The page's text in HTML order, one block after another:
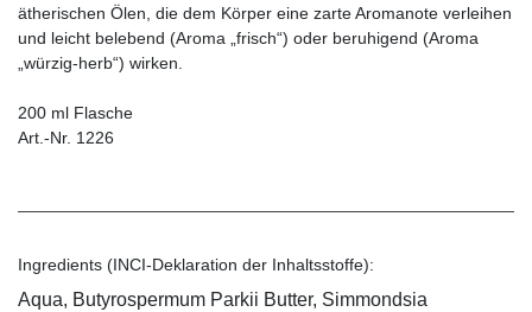
ätherischen Ölen, die dem Körper eine zarte Aromanote verleihen
und leicht belebend (Aroma „frisch“) oder beruhigend (Aroma
„würzig-herb“) wirken.
200 ml Flasche
Art.-Nr. 1226
Ingredients (INCI-Deklaration der Inhaltsstoffe):
Aqua, Butyrospermum Parkii Butter, Simmondsia